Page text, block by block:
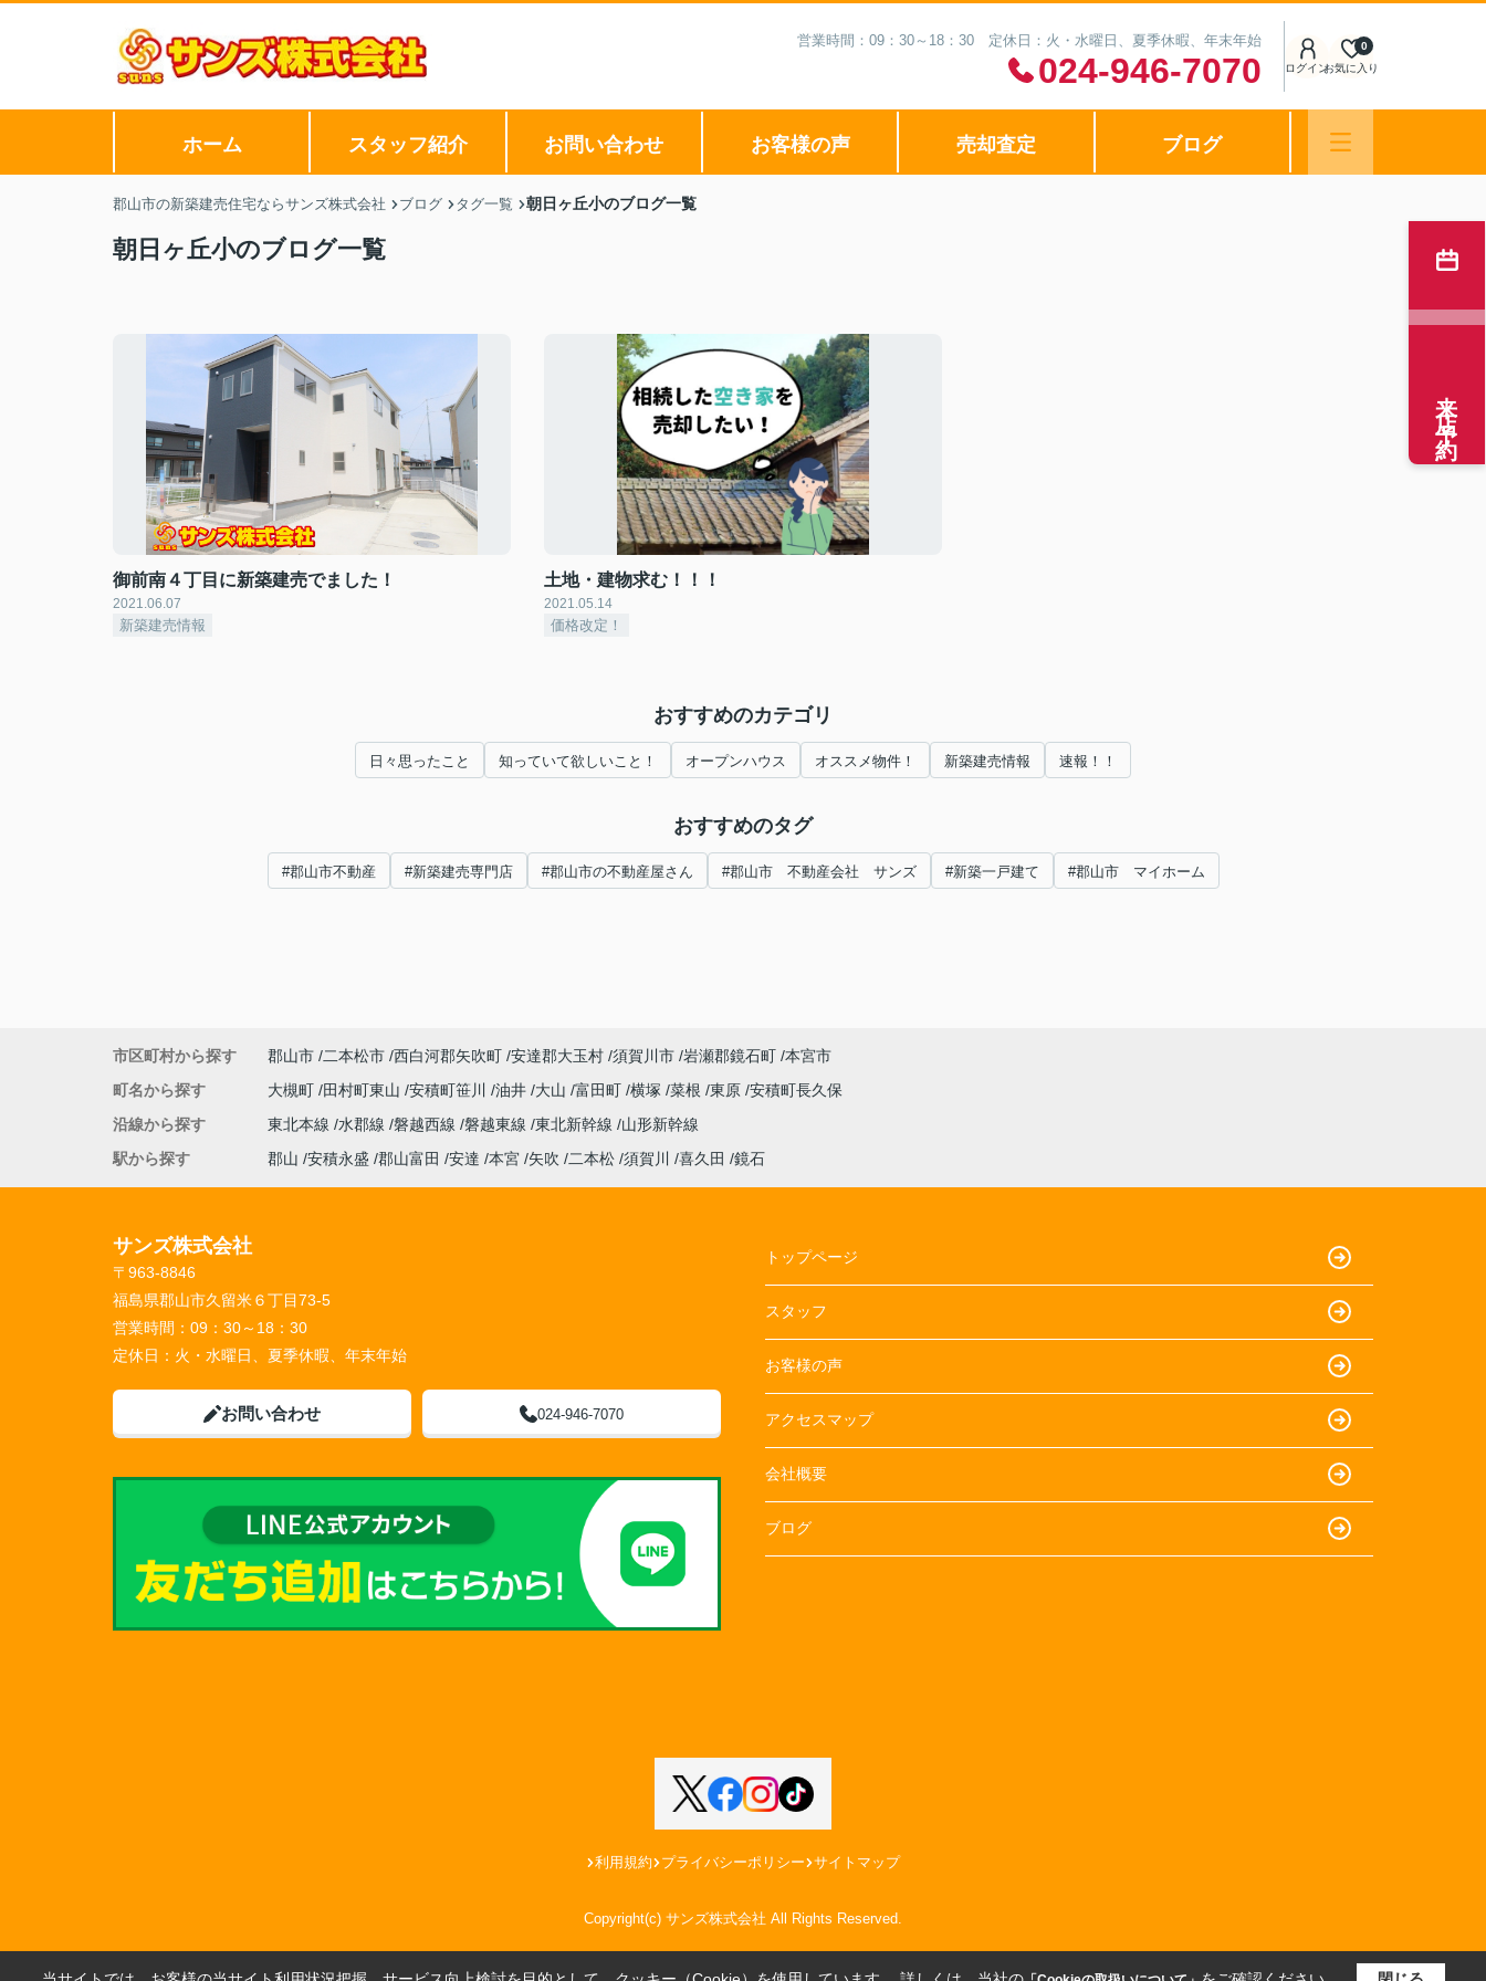
営業時間：09：30～18：30 定休日：火・水曜日、夏季休暇、年末年始
024-946-7070 ログインお気に入り
0
ホーム スタッフ紹介 お問い合わせ お客様の声 売却査定 ブログ
郡山市の新築建売住宅ならサンズ株式会社 ブログ タグ一覧 朝日ヶ丘小のブログ一覧
朝日ヶ丘小のブログ一覧
御前南４丁目に新築建売でました！
2021.06.07
新築建売情報
土地・建物求む！！！
2021.05.14
価格改定！
おすすめのカテゴリ
日々思ったこと 知っていて欲しいこと！ オープンハウス オススメ物件！ 新築建売情報 速報！！
おすすめのタグ
#郡山市不動産 #新築建売専門店 #郡山市の不動産屋さん #郡山市 不動産会社 サンズ #新築一戸建て #郡山市 マイホーム
来店予約
市区町村から探す 郡山市 二本松市 西白河郡矢吹町 安達郡大玉村 須賀川市 岩瀬郡鏡石町 本宮市
町名から探す
大槻町 田村町東山 安積町笹川 油井 大山 富田町 横塚 菜根 東原 安積町長久保
沿線から探す
東北本線 水郡線 磐越西線 磐越東線 東北新幹線
山形新幹線
駅から探す
郡山 安積永盛 郡山富田 安達 本宮 矢吹 二本松 須賀川 喜久田 鏡石
サンズ株式会社
〒963-8846
福島県郡山市久留米６丁目73-5
営業時間： 09：30～18：30
定休日： 火・水曜日、夏季休暇、年末年始
お問い合わせ 024-946-7070
トップページ
スタッフ
お客様の声
アクセスマップ
会社概要
ブログ
利用規約 プライバシーポリシー サイトマップ
Copyright(c) サンズ株式会社 All Rights Reserved.